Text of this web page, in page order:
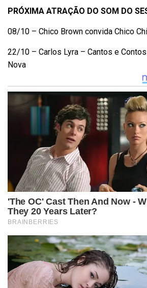
PRÓXIMA ATRAÇÃO DO SOM DO
08/10 – Chico Brown convida Chico
22/10 – Carlos Lyra – Cantos e
Nova